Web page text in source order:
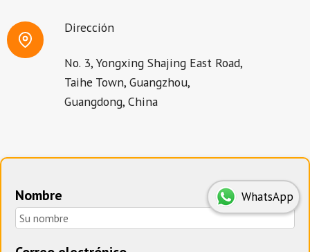
Dirección
No. 3, Yongxing Shajing East Road,
Taihe Town, Guangzhou,
Guangdong, China
Nombre WhatsApp